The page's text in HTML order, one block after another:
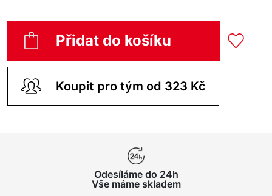
Přidat do košíku
Koupit pro tým od 323 Kč
Odesíláme do 24h
Vše máme skladem